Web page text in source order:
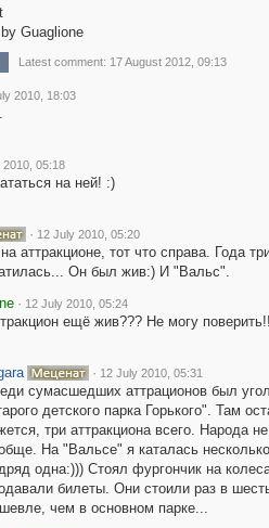
Guaglione
Latest comment: 17 August 2012, 09:13
2010, 18:03
2010, 05:18
на ней! :)
· 12 July 2010, 05:20
аттракционе, тот что справа. Года
Он был жив:) И "Вальс".
· 12 July 2010, 05:24
ещё жив??? Не могу
· 12 July 2010, 05:31
сумасшедших аттрационов был
детского парка Горького". Там
три аттракциона всего. Народа
На "Вальсе" я каталась
одна:))) Стоял фургончик на
билеты. Они стоили раз в
чем в основном парке...